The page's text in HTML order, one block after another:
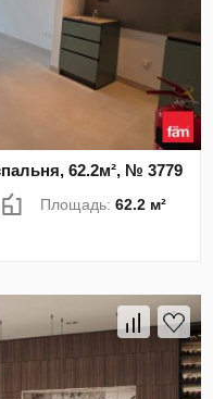
62.2м², № 3779
Площадь:62.2 м²